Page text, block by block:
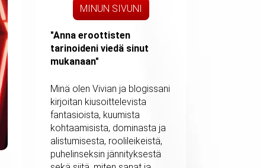
MINUN SIVUNI
"Anna eroottisten
tarinoideni viedä sinut
mukanaan"
Minä olen Vivian ja blogissani
kirjoitan kiusoittelevista
fantasioista, kuumista
kohtaamisista, dominasta ja
alistumisesta, roolileikeistä,
puhelinseksin jännityksestä